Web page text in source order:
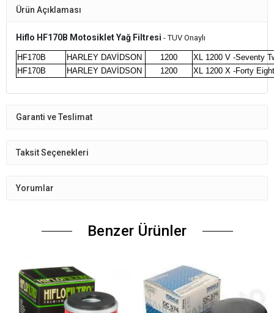
Ürün Açıklaması
Hiflo HF170B Motosiklet Yağ Filtresi - TUV Onaylı
HF170B HARLEY DAVİDSON 1200
XL 1200 V -Seventy
HF170B
HARLEY DAVİDSON 1200 XL 1200 X -Forty Eight
Garanti ve Teslimat
Taksit Seçenekleri
Yorumlar
Benzer Ürünler